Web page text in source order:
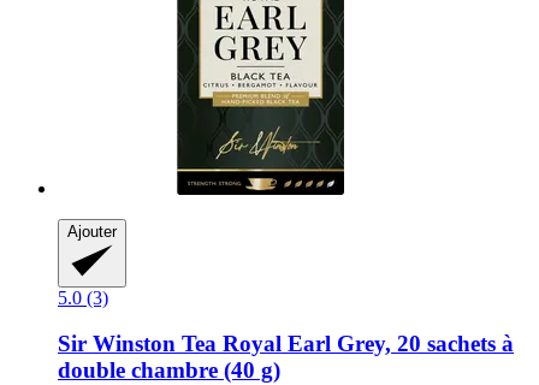
Ajouter
5.0 (3)
Sir Winston Tea Royal Earl Grey, 20 sachets à
double chambre (40 g)